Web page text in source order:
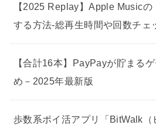
【2025 Replay】Apple Music
する方法-総再生時間や回数チェ
【合計16本】PayPayが貯まる
め－2025年最新版
歩数系ポイ活アプリ「BitWalk（